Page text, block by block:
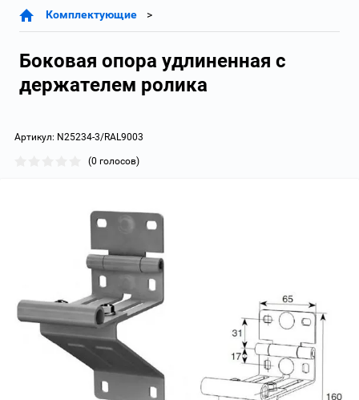
Комплектующие
Боковая опора удлиненная с
держателем ролика
Артикул: N25234-3/RAL9003
(0 голосов)